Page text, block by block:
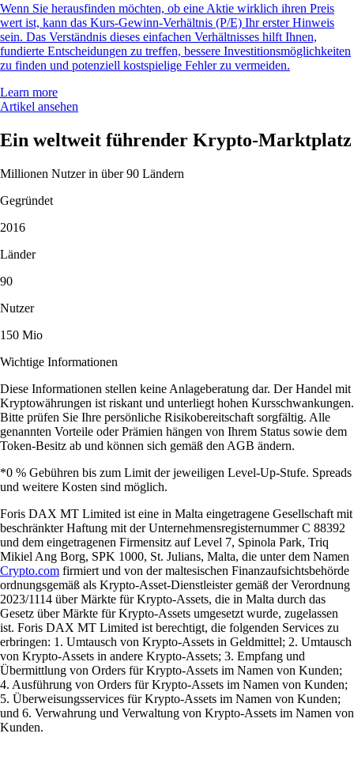
Wenn Sie herausfinden möchten, ob eine Aktie wirklich ihren Preis
wert ist, kann das Kurs-Gewinn-Verhältnis (P/E) Ihr erster Hinweis
sein. Das Verständnis dieses einfachen Verhältnisses hilft Ihnen,
fundierte Entscheidungen zu treffen, bessere Investitionsmöglichkeiten
zu finden und potenziell kostspielige Fehler zu vermeiden.
Learn more
Artikel ansehen
Ein weltweit führender Krypto-Marktplatz
Millionen Nutzer in über 90 Ländern
Gegründet
2016
Länder
90
Nutzer
150 Mio
Wichtige Informationen
Diese Informationen stellen keine Anlageberatung dar. Der Handel mit
Kryptowährungen ist riskant und unterliegt hohen Kursschwankungen.
Bitte prüfen Sie Ihre persönliche Risikobereitschaft sorgfältig. Alle
genannten Vorteile oder Prämien hängen von Ihrem Status sowie dem
Token-Besitz ab und können sich gemäß den AGB ändern.
*0 % Gebühren bis zum Limit der jeweiligen Level-Up-Stufe. Spreads
und weitere Kosten sind möglich.
Foris DAX MT Limited ist eine in Malta eingetragene Gesellschaft mit
beschränkter Haftung mit der Unternehmensregisternummer C 88392
und dem eingetragenen Firmensitz auf Level 7, Spinola Park, Triq
Mikiel Ang Borg, SPK 1000, St. Julians, Malta, die unter dem Namen
Crypto.com firmiert und von der maltesischen Finanzaufsichtsbehörde
ordnungsgemäß als Krypto-Asset-Dienstleister gemäß der Verordnung
2023/1114 über Märkte für Krypto-Assets, die in Malta durch das
Gesetz über Märkte für Krypto-Assets umgesetzt wurde, zugelassen
ist. Foris DAX MT Limited ist berechtigt, die folgenden Services zu
erbringen: 1. Umtausch von Krypto-Assets in Geldmittel; 2. Umtausch
von Krypto-Assets in andere Krypto-Assets; 3. Empfang und
Übermittlung von Orders für Krypto-Assets im Namen von Kunden;
4. Ausführung von Orders für Krypto-Assets im Namen von Kunden;
5. Überweisungsservices für Krypto-Assets im Namen von Kunden;
und 6. Verwahrung und Verwaltung von Krypto-Assets im Namen von
Kunden.